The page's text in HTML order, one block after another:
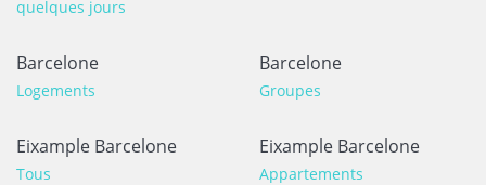
quelques jours
Barcelone
Logements
Barcelone
Groupes
Eixample Barcelone
Tous
Eixample Barcelone
Appartements